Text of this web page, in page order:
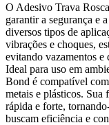
O Adesivo Trava
garantir a segurança e
diversos tipos de
vibrações e choques,
evitando vazamentos e
Ideal para uso em
Bond é compatível
metais e plásticos. Sua
rápida e forte,
buscam eficiência e